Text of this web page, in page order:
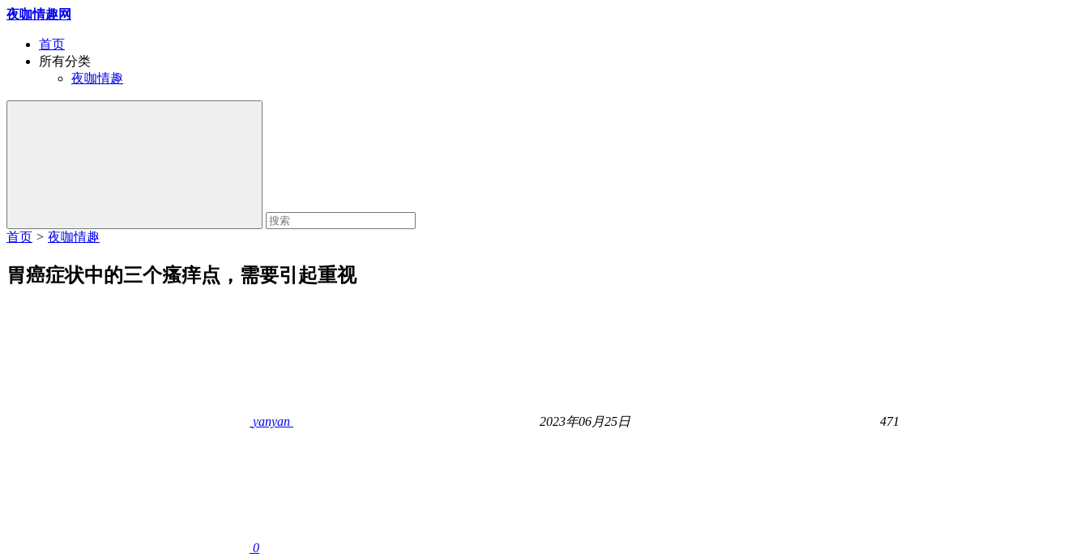
夜咖情趣网
首页
所有分类
夜咖情趣
首页 > 夜咖情趣
胃癌症状中的三个瘙痒点，需要引起重视
yanyan 2023年06月25日 471
0